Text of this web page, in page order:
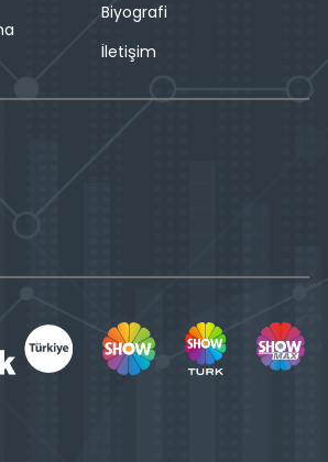
Biyografi
İletişim